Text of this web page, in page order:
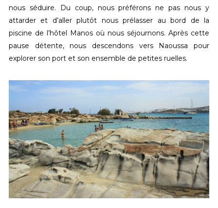
nous séduire. Du coup, nous préférons ne pas nous y
attarder et d’aller plutôt nous prélasser au bord de la
piscine de l’hôtel Manos où nous séjournons. Après cette
pause détente, nous descendons vers Naoussa pour
explorer son port et son ensemble de petites ruelles.